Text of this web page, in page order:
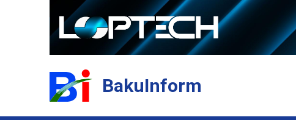
BakuInform